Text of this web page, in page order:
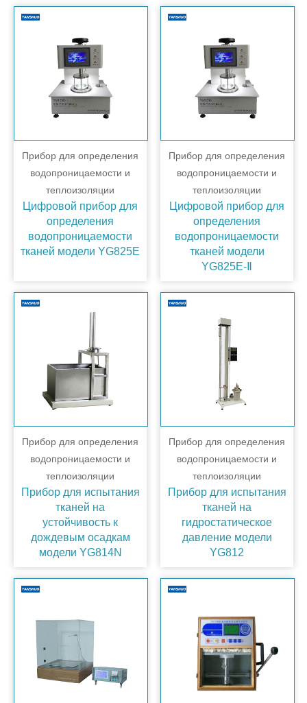
Прибор для определения
водопроницаемости и
теплоизоляции
Цифровой прибор для
определения
водопроницаемости
тканей модели YG825E
Прибор для определения
водопроницаемости и
теплоизоляции
Цифровой прибор для
определения
водопроницаемости
тканей модели
YG825E-Ⅱ
Прибор для определения
водопроницаемости и
теплоизоляции
Прибор для испытания
тканей на
устойчивость к
дождевым осадкам
модели YG814N
Прибор для определения
водопроницаемости и
теплоизоляции
Прибор для испытания
тканей на
гидростатическое
давление модели
YG812